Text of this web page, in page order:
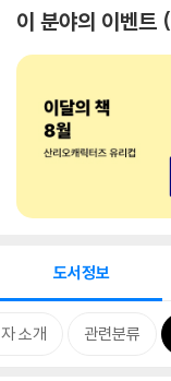
이 분야의 이벤트
도서정보
소개 관련분류